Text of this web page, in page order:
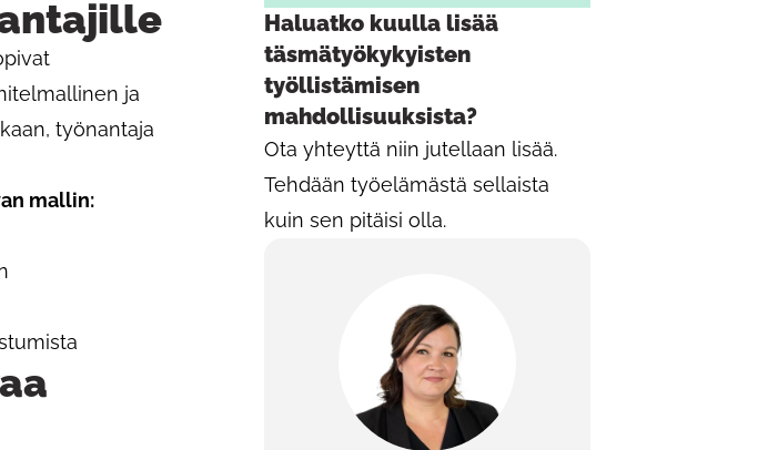
ja
työnantaja
mallin:
Haluatko kuulla lisää
täsmätyökykyisten
työllistämisen
mahdollisuuksista?
Ota yhteyttä niin jutellaan lisää.
Tehdään työelämästä sellaista
kuin sen pitäisi olla.